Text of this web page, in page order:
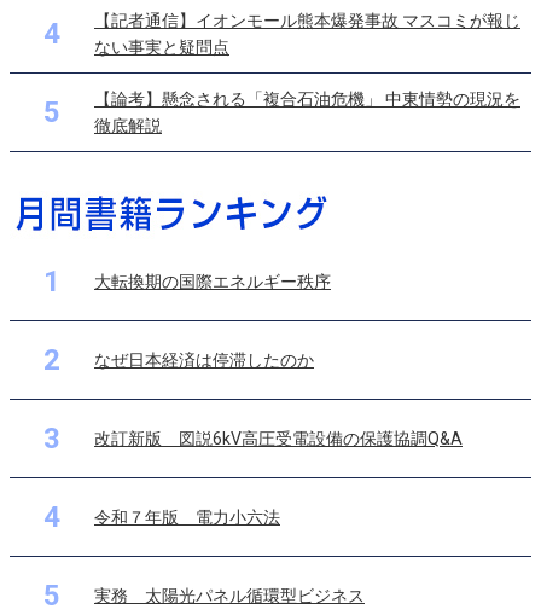
4
【記者通信】イオンモール熊本爆発事故 マスコミが報じ
ない事実と疑問点
5
【論考】懸念される「複合石油危機」 中東情勢の現況を
徹底解説
1 大転換期の国際エネルギー秩序
2 なぜ日本経済は停滞したのか
3 改訂新版 図説6kV高圧受電設備の保護協調Q&A
4 令和７年版 電力小六法
5 実務 太陽光パネル循環型ビジネス